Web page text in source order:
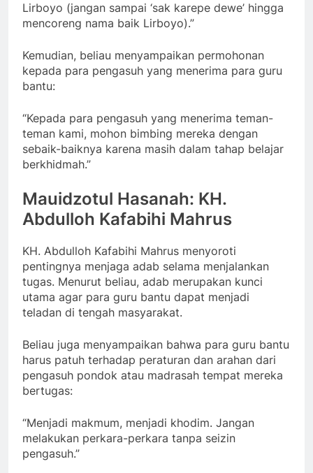
Lirboyo (jangan sampai ‘sak karepe dewe’ hingga
mencoreng nama baik Lirboyo).”
Kemudian, beliau menyampaikan permohonan
kepada para pengasuh yang menerima para guru
bantu:
“Kepada para pengasuh yang menerima teman-
teman kami, mohon bimbing mereka dengan
sebaik-baiknya karena masih dalam tahap belajar
berkhidmah.”
Mauidzotul Hasanah: KH.
Abdulloh Kafabihi Mahrus
KH. Abdulloh Kafabihi Mahrus menyoroti
pentingnya menjaga adab selama menjalankan
tugas. Menurut beliau, adab merupakan kunci
utama agar para guru bantu dapat menjadi
teladan di tengah masyarakat.
Beliau juga menyampaikan bahwa para guru bantu
harus patuh terhadap peraturan dan arahan dari
pengasuh pondok atau madrasah tempat mereka
bertugas:
“Menjadi makmum, menjadi khodim. Jangan
melakukan perkara-perkara tanpa seizin
pengasuh.”